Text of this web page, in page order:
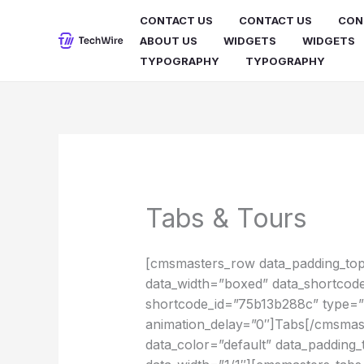
CONTACT US CONTACT US
ABOUT US
WIDGETS
WIDGETS
TYPOGRAPHY
TYPOGRAPHY
Tabs & Tours
[cmsmasters_row
data_width=”boxed”
shortcode_id=”75b13b288c”
animation_delay=”0″]Tabs[/
data_color=”default”